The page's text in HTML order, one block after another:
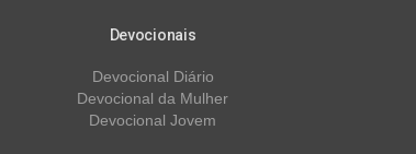
Devocionais
Devocional Diário
Devocional da Mulher
Devocional Jovem